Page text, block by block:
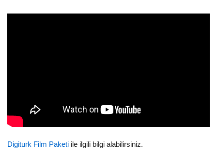
Digiturk Film Paketi ile ilgili bilgi alabilirsiniz.